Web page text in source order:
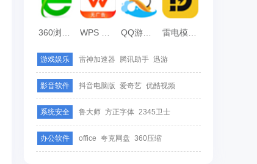
雷电模拟器
游戏娱乐 雷神加速器 腾讯助手 迅游
影音软件 抖音电脑版 爱奇艺 优酷视频
系统安全 鲁大师 方正字体 2345卫士
办公软件 office 夸克网盘 360压缩